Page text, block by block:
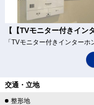
交通・立地
整形地